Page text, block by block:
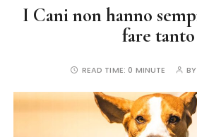
I Cani non hanno
fare tanto
READ TIME: 0 MINUTE